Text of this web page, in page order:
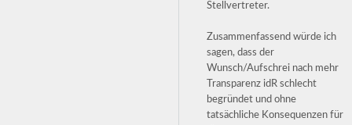
Stellvertreter.
Zusammenfassend würde ich
sagen, dass der
Wunsch/Aufschrei nach mehr
Transparenz idR schlecht
begründet und ohne
tatsächliche Konsequenzen für